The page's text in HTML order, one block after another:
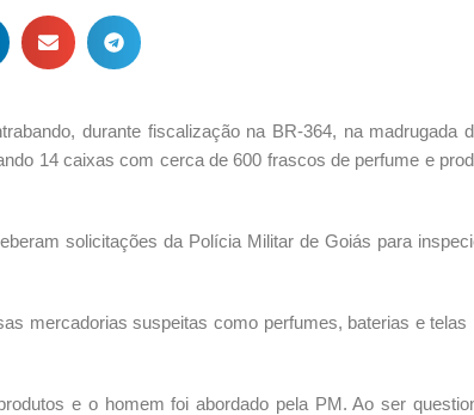
durante fiscalização na BR-364, na madrugada
14 caixas com cerca de 600 frascos de perfume e
solicitações da Polícia Militar de Goiás para
mercadorias suspeitas como perfumes, baterias e telas
e o homem foi abordado pela PM. Ao ser